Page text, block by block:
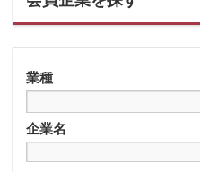
業種
企業名